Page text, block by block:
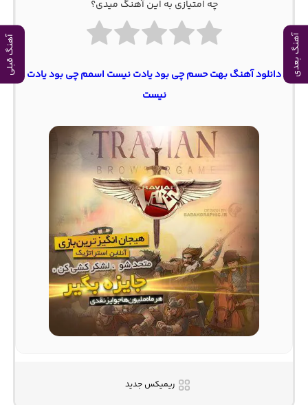
آهنگ بعدی آهنگ قبلی
چه امتیازی به این آهنگ میدی؟
دانلود آهنگ بهت حسم چی بود یادت نیست اسمم چی بود یادت
نیست
ریمیکس جدید